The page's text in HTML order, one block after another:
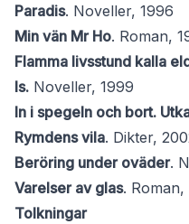
Paradis. Noveller, 1996
Min vän Mr Ho. Roman,
Flamma livsstund kalla
Is. Noveller, 1999
In i spegeln och bort.
Rymdens vila. Dikter,
Beröring under oväder.
Varelser av glas. Roman,
Tolkningar